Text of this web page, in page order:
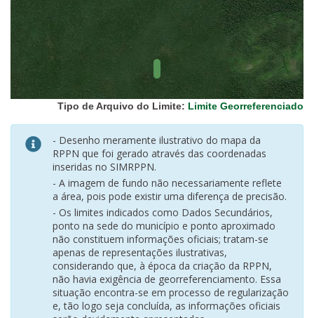
(IBGE)
(IBGE)
Relevo
(IBGE)
Tipo de Arquivo do Limite: Limite Georreferenciado
- Desenho meramente ilustrativo do mapa da
RPPN que foi gerado através das coordenadas
inseridas no SIMRPPN.
- A imagem de fundo não necessariamente reflete
a área, pois pode existir uma diferença de precisão.
- Os limites indicados como Dados Secundários,
ponto na sede do município e ponto aproximado
não constituem informações oficiais; tratam-se
apenas de representações ilustrativas,
considerando que, à época da criação da RPPN,
não havia exigência de georreferenciamento. Essa
situação encontra-se em processo de regularização
e, tão logo seja concluída, as informações oficiais